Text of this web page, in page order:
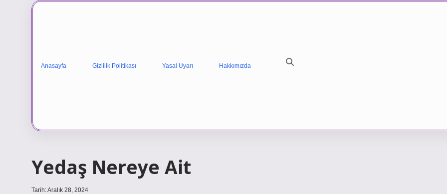
Anasayfa Gizlilik Politikası Yasal Uyarı Hakkımızda
Yedaş Nereye Ait
Tarih: Aralık 28, 2024